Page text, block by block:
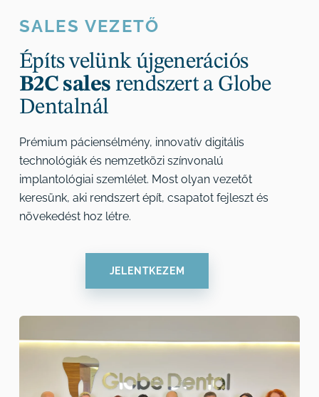
SALES VEZETŐ
Építs velünk újgenerációs
B2C sales rendszert a Globe
Dentalnál
Prémium páciensélmény, innovatív digitális
technológiák és nemzetközi színvonalú
implantológiai szemlélet. Most olyan vezetőt
keresünk, aki rendszert épít, csapatot fejleszt és
növekedést hoz létre.
JELENTKEZEM